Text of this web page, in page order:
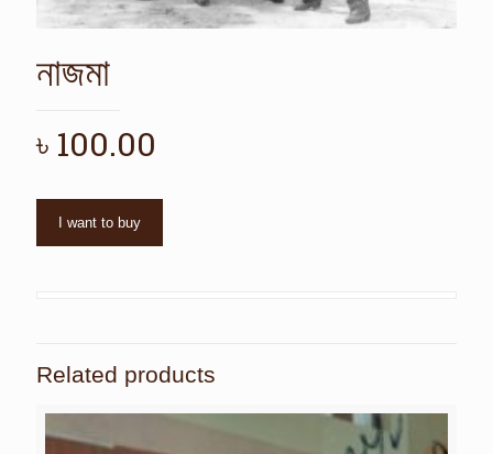
নাজমা
৳ 100.00
I want to buy
Related products